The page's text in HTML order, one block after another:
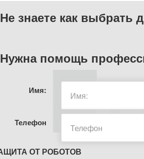
Не знаете как выбрать
Нужна помощь
Имя:
Телефон
ОТ РОБОТОВ